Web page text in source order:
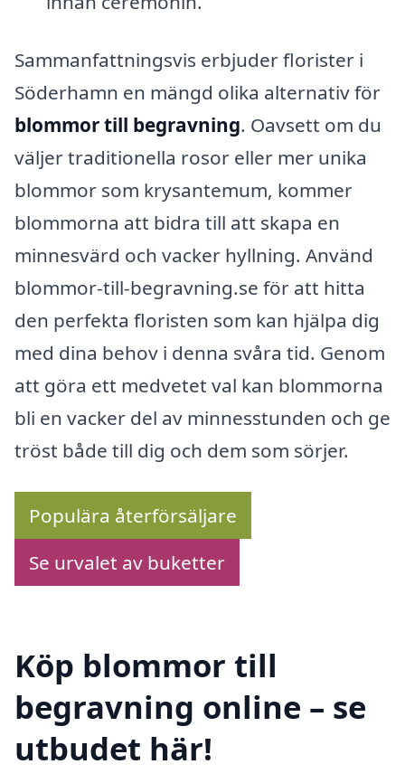
Sammanfattningsvis erbjuder florister i
Söderhamn en mängd olika alternativ för
blommor till begravning. Oavsett om du
väljer traditionella rosor eller mer unika
blommor som krysantemum, kommer
blommorna att bidra till att skapa en
minnesvärd och vacker hyllning. Använd
blommor-till-begravning.se för att hitta
den perfekta floristen som kan hjälpa dig
med dina behov i denna svåra tid. Genom
att göra ett medvetet val kan blommorna
bli en vacker del av minnesstunden och ge
tröst både till dig och dem som sörjer.
Populära återförsäljare
Se urvalet av buketter
Köp blommor till
begravning online – se
utbudet här!